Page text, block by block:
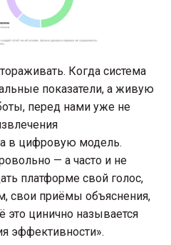
Когда система
показатели, а живую
перед нами уже не
в цифровую модель.
— а часто и не
платформе свой голос,
свои приёмы объяснения,
это цинично называется
эффективности».